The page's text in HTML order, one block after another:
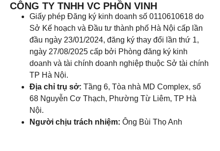
CÔNG TY TNHH VC PHỒN VINH
Giấy phép Đăng ký kinh doanh số 0110610618 do
Sở Kế hoạch và Đầu tư thành phố Hà Nội cấp lần
đầu ngày 23/01/2024, đăng ký thay đổi lần thứ 1,
ngày 27/08/2025 cấp bởi Phòng đăng ký kinh
doanh và tài chính doanh nghiệp thuộc Sở tài chính
TP Hà Nội.
Địa chỉ trụ sở: Tầng 6, Tòa nhà MD Complex, số
68 Nguyễn Cơ Thạch, Phường Từ Liêm, TP Hà
Nội.
Người chịu trách nhiệm: Ông Bùi Thọ Anh